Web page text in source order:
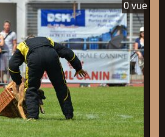
0 vue